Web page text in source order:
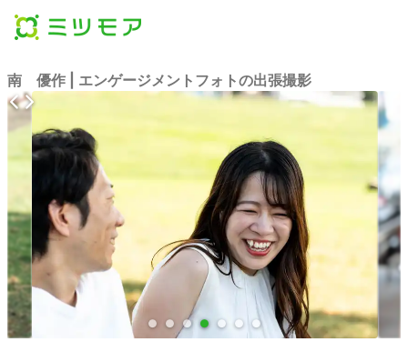
南 優作 | エンゲージメントフォトの出張撮影
● ● ● ● ● ● ●